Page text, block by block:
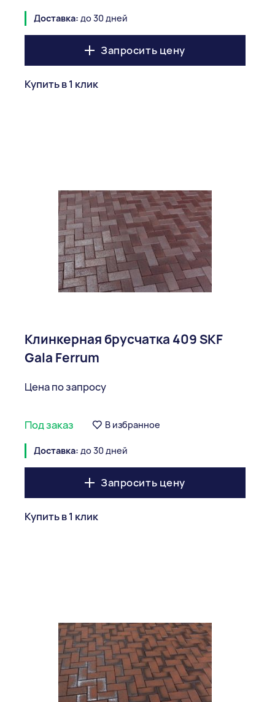
Доставка: до 30 дней
Запросить цену
Купить в 1 клик
Клинкерная брусчатка 409 SKF
Gala Ferrum
Цена по запросу
Под заказ В избранное
Доставка: до 30 дней
Запросить цену
Купить в 1 клик